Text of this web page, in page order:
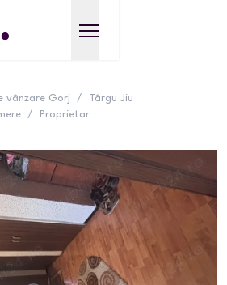
vânzare Gorj /
Târgu Jiu
/ Proprietar